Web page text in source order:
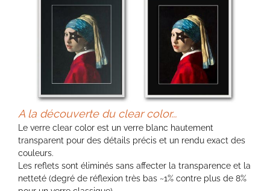
A la découverte du clear color...
Le verre clear color est un verre blanc hautement
transparent pour des détails précis et un rendu exact des
couleurs.
Les reflets sont éliminés sans affecter la transparence et la
netteté (degré de réflexion très bas ~1% contre plus de 8%